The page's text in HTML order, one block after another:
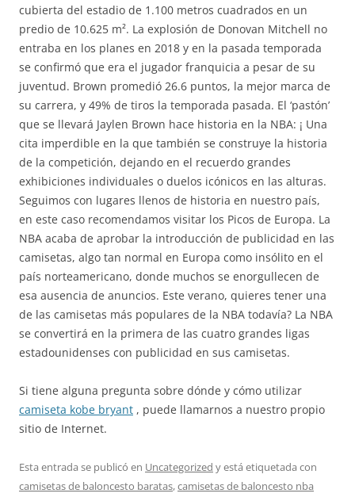
cubierta del estadio de 1.100 metros cuadrados en un
predio de 10.625 m². La explosión de Donovan Mitchell no
entraba en los planes en 2018 y en la pasada temporada
se confirmó que era el jugador franquicia a pesar de su
juventud. Brown promedió 26.6 puntos, la mejor marca de
su carrera, y 49% de tiros la temporada pasada. El ‘pastón’
que se llevará Jaylen Brown hace historia en la NBA: ¡ Una
cita imperdible en la que también se construye la historia
de la competición, dejando en el recuerdo grandes
exhibiciones individuales o duelos icónicos en las alturas.
Seguimos con lugares llenos de historia en nuestro país,
en este caso recomendamos visitar los Picos de Europa. La
NBA acaba de aprobar la introducción de publicidad en las
camisetas, algo tan normal en Europa como insólito en el
país norteamericano, donde muchos se enorgullecen de
esa ausencia de anuncios. Este verano, quieres tener una
de las camisetas más populares de la NBA todavía? La NBA
se convertirá en la primera de las cuatro grandes ligas
estadounidenses con publicidad en sus camisetas.
Si tiene alguna pregunta sobre dónde y cómo utilizar
camiseta kobe bryant , puede llamarnos a nuestro propio
sitio de Internet.
Esta entrada se publicó en Uncategorized y está etiquetada con
camisetas de baloncesto baratas,camisetas de baloncesto nba